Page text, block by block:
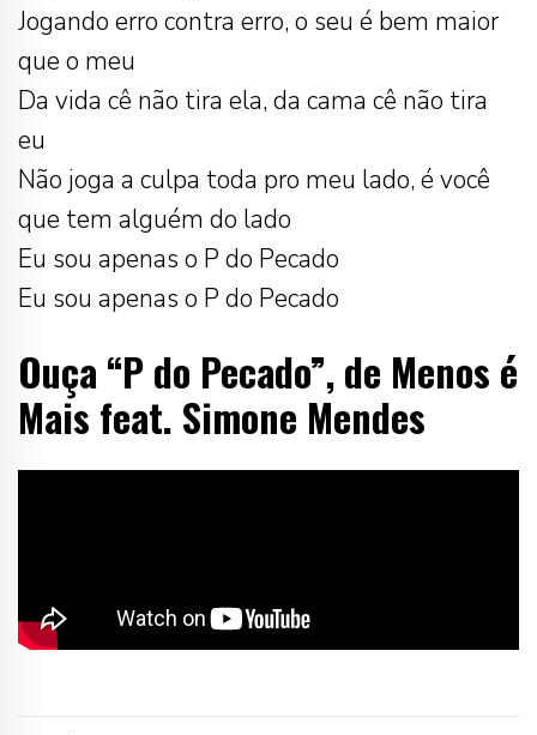
Jogando erro contra erro, o seu é bem maior
que o meu
Da vida cê não tira ela, da cama cê não tira
eu
Não joga a culpa toda pro meu lado, é você
que tem alguém do lado
Eu sou apenas o P do Pecado
Eu sou apenas o P do Pecado
Ouça “P do Pecado”, de Menos é
Mais feat. Simone Mendes